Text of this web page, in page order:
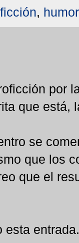
ficción, humor
por
que está,
se
que los
que el
esta entrada.